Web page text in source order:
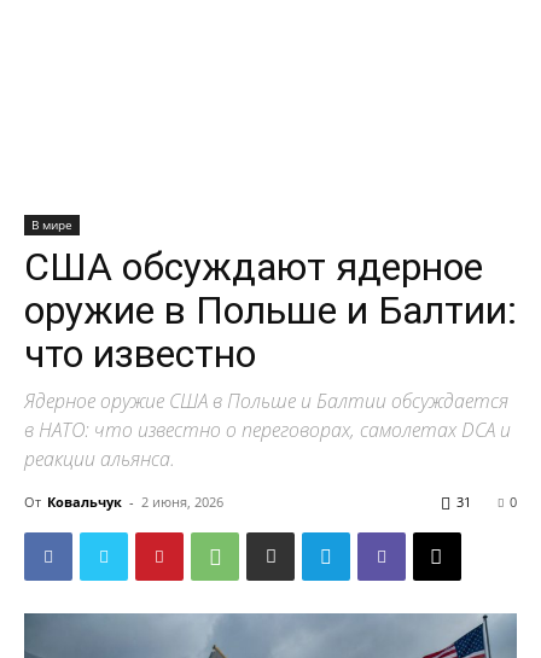
В мире
США обсуждают ядерное
оружие в Польше и Балтии:
что известно
Ядерное оружие США в Польше и Балтии обсуждается
в НАТО: что известно о переговорах, самолетах DCA и
реакции альянса.
От Ковальчук - 2 июня, 2026 0
31